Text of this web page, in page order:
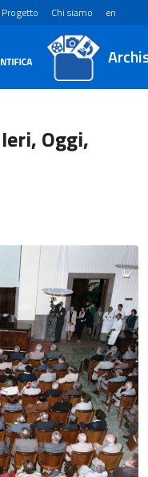
Progetto Chi siamo en
Oggi,